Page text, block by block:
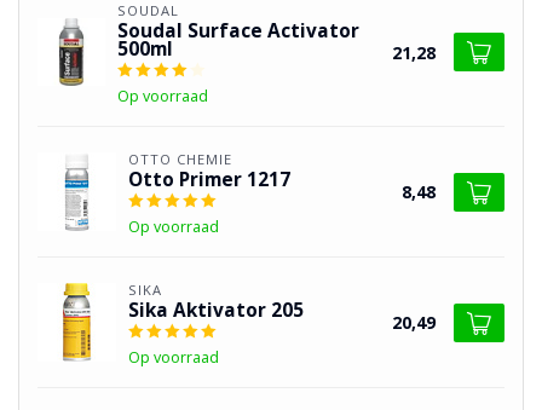
SOUDAL
Soudal Surface Activator
500ml
Op voorraad
21,28
OTTO CHEMIE
Otto Primer 1217
Op voorraad
8,48
SIKA
Sika Aktivator 205
Op voorraad
20,49